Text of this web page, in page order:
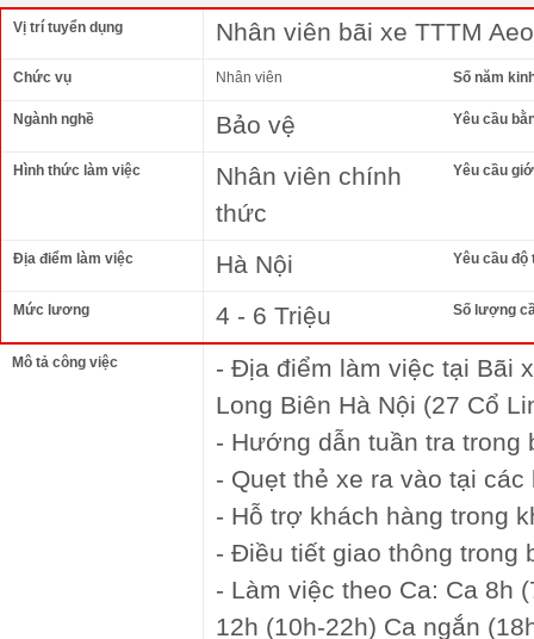
Vị trí tuyển dụng Nhân viên bãi xe TTTM
Chức vụ Nhân viên Số năm
Ngành nghề Bảo vệ Yêu cầu
Hình thức làm việc
Nhân viên chính
thức
Yêu cầu
Địa điểm làm việc Hà Nội Yêu cầu độ
Mức lương 4 - 6 Triệu Số lượng
Mô tả công việc
- Địa điểm làm việc tại Bãi
Long Biên Hà Nội (27 Cổ
- Hướng dẫn tuần tra trong
- Quẹt thẻ xe ra vào tại các
- Hỗ trợ khách hàng trong
- Điều tiết giao thông trong
- Làm việc theo Ca: Ca 8h
12h (10h-22h) Ca ngắn